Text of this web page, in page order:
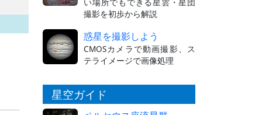
撮影を初歩から解説
惑星を撮影しよう
CMOSカメラで動画撮影、ス
テライメージで画像処理
星空ガイド